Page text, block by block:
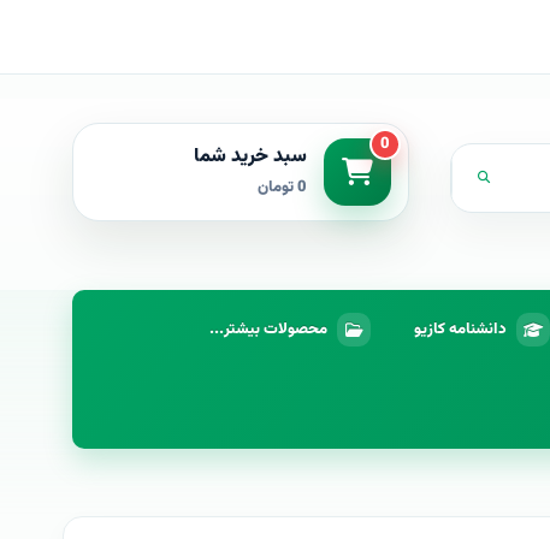
0 سبد خرید شما
0 تومان
دانشنامه کازیو محصولات بیشتر...